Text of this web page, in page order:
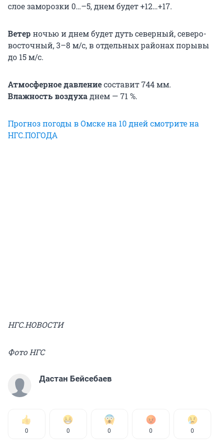
слое заморозки 0…–5, днем будет +12…+17.
Ветерночью и днем будет дуть северный, северо-
восточный, 3–8 м/с, в отдельных районах порывы
до 15 м/с.
Атмосферное давлениесоставит 744 мм.
Влажность воздухаднем — 71 %.
Прогноз погоды в Омске на 10 дней смотрите на
НГС.ПОГОДА
НГС.НОВОСТИ
Фото НГС
Дастан Бейсебаев
0 0 0 0 0